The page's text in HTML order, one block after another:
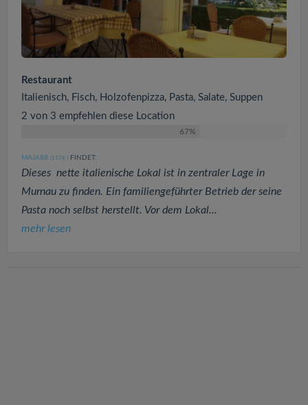
Restaurant
Italienisch, Fisch, Holzofenpizza, Pasta, Salate, Suppen
2 von 3 empfehlen diese Location
67%
MAJA88 (1378 ) FINDET:
Dieses nette italienische Lokal ist in zentraler Lage in
Murnau zu finden. Ein familiengeführter Betrieb der seine
Pasta noch selbst herstellt. Vor dem Lokal...
mehr lesen